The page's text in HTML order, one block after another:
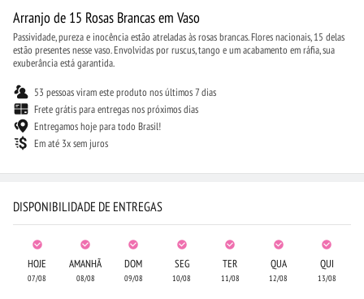
Arranjo de 15 Rosas Brancas em Vaso
Passividade, pureza e inocência estão atreladas às rosas brancas. Flores nacionais, 15 delas
estão presentes nesse vaso. Envolvidas por ruscus, tango e um acabamento em ráfia, sua
exuberância está garantida.
53 pessoas viram este produto nos últimos 7 dias
Frete grátis para entregas nos próximos dias
Entregamos hoje para todo Brasil!
Em até 3x sem juros
DISPONIBILIDADE DE ENTREGAS
HOJE
07/08
AMANHÃ
08/08
DOM
09/08
SEG
10/08
TER
11/08
QUA
12/08
QUI
13/08